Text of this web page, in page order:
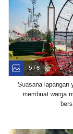
5 / 6
Suasana lapangan
membuat warga